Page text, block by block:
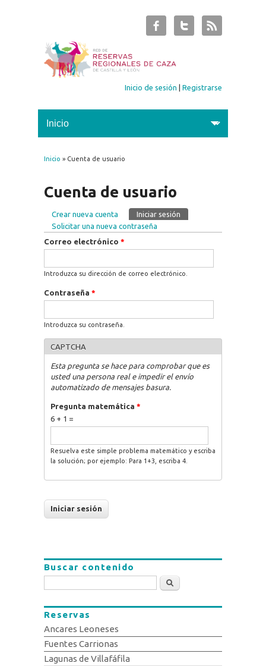
Inicio de sesión |Registrarse
Se encuentra usted aquí
Inicio » Cuenta de usuario
Cuenta de usuario
Solapas principales
Crear nueva cuenta Iniciar sesión
Solicitar una nueva contraseña
Correo electrónico *
Introduzca su dirección de correo electrónico.
Contraseña *
Introduzca su contraseña.
CAPTCHA
Esta pregunta se hace para comprobar que es
usted una persona real e impedir el envío
automatizado de mensajes basura.
Pregunta matemática *
6 + 1 =
Resuelva este simple problema matemático y escriba
la solución; por ejemplo: Para 1+3, escriba 4.
Buscar contenido
Buscar
Reservas
Ancares Leoneses
Fuentes Carrionas
Lagunas de Villafáfila